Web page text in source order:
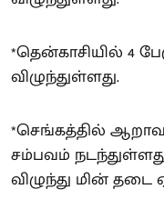
*தென்காசியில் 4
விழுந்துள்ளது.
*செங்கத்தில்
சம்பவம்
விழுந்து மின் தடை